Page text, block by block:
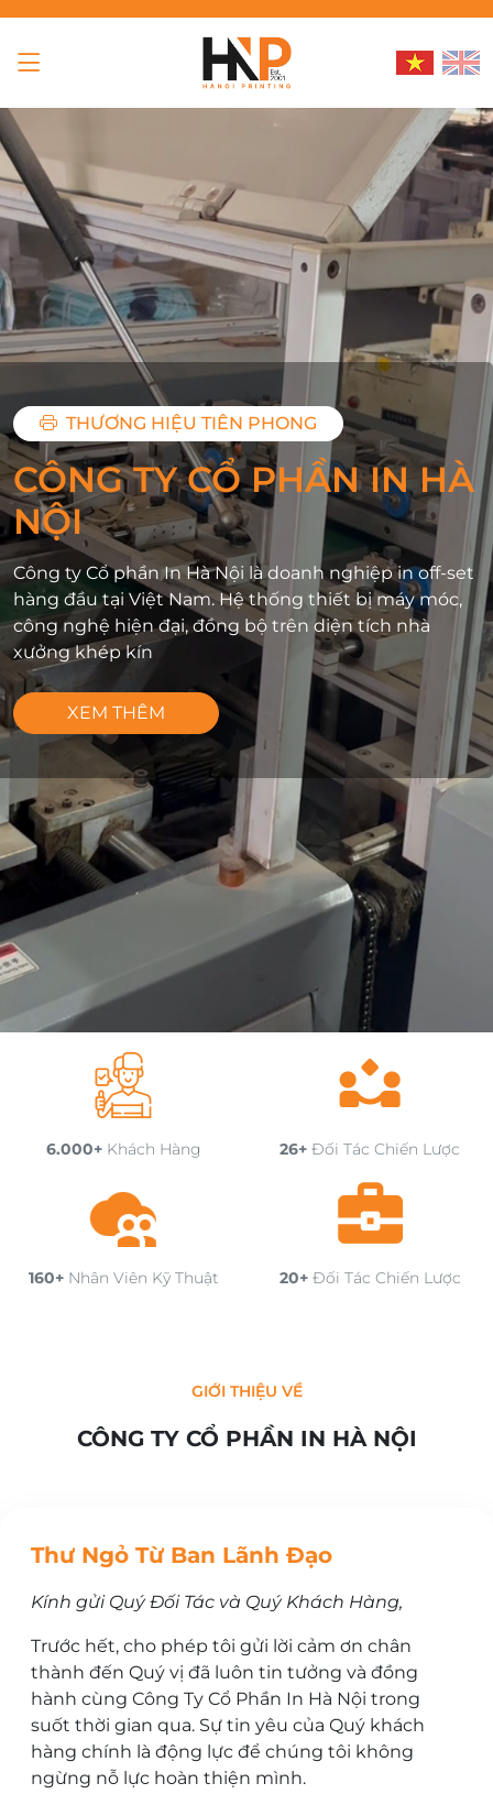
THƯƠNG HIỆU TIÊN PHONG
CÔNG TY CỔ PHẦN IN HÀ
NỘI
Công ty Cổ phần In Hà Nội là doanh nghiệp in off-set
hàng đầu tại Việt Nam. Hệ thống thiết bị máy móc,
công nghệ hiện đại, đồng bộ trên diện tích nhà
xưởng khép kín
XEM THÊM
6.000+ Khách Hàng 26+ Đối Tác Chiến Lược
160+ Nhân Viên Kỹ Thuật 20+ Đối Tác Chiến Lược
GIỚI THIỆU VỀ
CÔNG TY CỔ PHẦN IN HÀ NỘI
Thư Ngỏ Từ Ban Lãnh Đạo
Kính gửi Quý Đối Tác và Quý Khách Hàng,
Trước hết, cho phép tôi gửi lời cảm ơn chân
thành đến Quý vị đã luôn tin tưởng và đồng
hành cùng Công Ty Cổ Phần In Hà Nội trong
suốt thời gian qua. Sự tin yêu của Quý khách
hàng chính là động lực để chúng tôi không
ngừng nỗ lực hoàn thiện mình.